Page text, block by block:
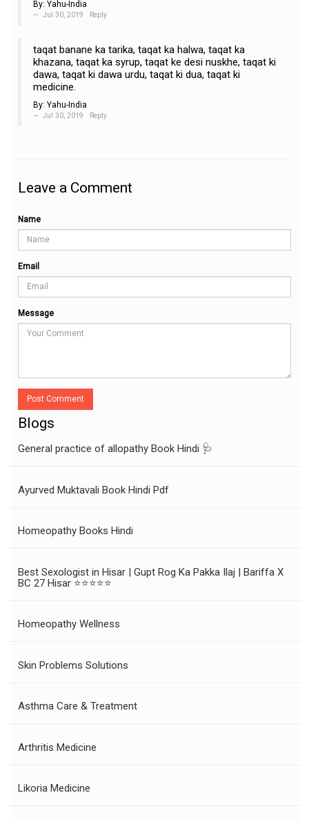
By: Yahu-India
Jul 30, 2019 Reply
taqat banane ka tarika, taqat ka halwa, taqat ka
khazana, taqat ka syrup, taqat ke desi nuskhe, taqat ki
dawa, taqat ki dawa urdu, taqat ki dua, taqat ki
medicine.
By: Yahu-India
Jul 30, 2019 Reply
Leave a Comment
Name
Email
Message
Post Comment
Blogs
General practice of allopathy Book Hindi 🩺
Ayurved Muktavali Book Hindi Pdf
Homeopathy Books Hindi
Best Sexologist in Hisar | Gupt Rog Ka Pakka Ilaj | Bariffa X
BC 27 Hisar ⭐⭐⭐⭐⭐
Homeopathy Wellness
Skin Problems Solutions
Asthma Care & Treatment
Arthritis Medicine
Likoria Medicine